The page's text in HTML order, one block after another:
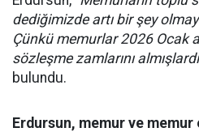
dediğimizde artı bir şey
Çünkü memurlar 2026 Ocak
sözleşme zamlarını almışlardı
bulundu.
Erdursun, memur ve